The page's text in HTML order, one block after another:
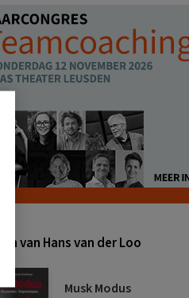
van Hans van der Loo
Musk Modus